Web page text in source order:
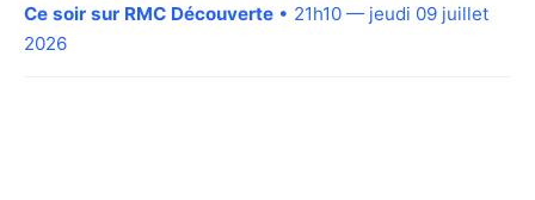
Ce soir sur RMC Découverte • 21h10 — jeudi 09 juillet
2026